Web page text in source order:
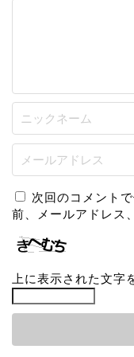
次回のコメント
前、メールアドレス
上に表示された文字